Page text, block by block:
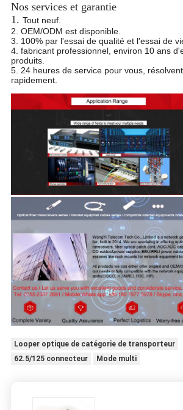
Nos services et garantie
1. Tout neuf.
2. OEM/ODM est disponible.
3. 100% par l'essai de qualité et l'essai de
4. fabricant professionnel, environ 10 ans
produits.
5. 24 heures de service pour vous,
rapidement.
Looper optique de catégorie de transporteur
62.5/125 connecteur
Mode multi